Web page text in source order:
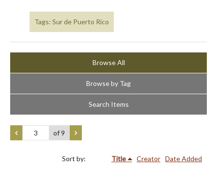
Tags: Sur de Puerto Rico
Browse All
Browse by Tag
Search Items
of 9
Sort by: Title Creator Date Added